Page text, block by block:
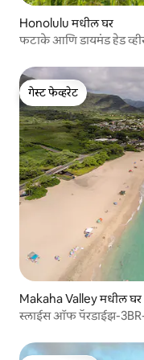
Honolulu मधील घर
फटाके आणि डायमंड हेड
गेस्ट फेव्हरेट
गेस्ट फेव्हरेट
Makaha Valley मधील घर
स्लाईस ऑफ पॅरडाईझ-3BR-